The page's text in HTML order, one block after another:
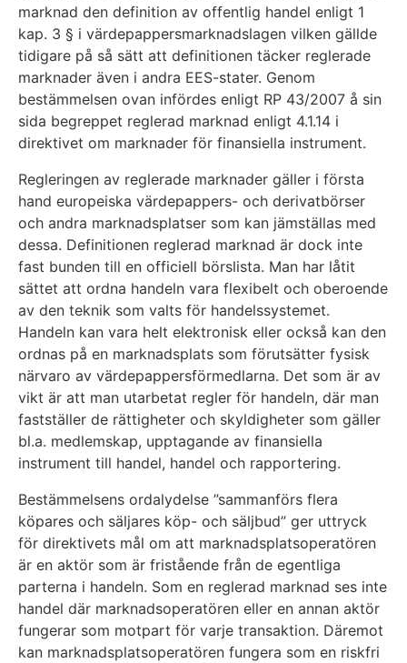
marknad den definition av offentlig handel enligt 1
kap. 3 § i värdepappersmarknadslagen vilken gällde
tidigare på så sätt att definitionen täcker reglerade
marknader även i andra EES-stater. Genom
bestämmelsen ovan infördes enligt RP 43/2007 å sin
sida begreppet reglerad marknad enligt 4.1.14 i
direktivet om marknader för finansiella instrument.
Regleringen av reglerade marknader gäller i första
hand europeiska värdepappers- och derivatbörser
och andra marknadsplatser som kan jämställas med
dessa. Definitionen reglerad marknad är dock inte
fast bunden till en officiell börslista. Man har låtit
sättet att ordna handeln vara flexibelt och oberoende
av den teknik som valts för handelssystemet.
Handeln kan vara helt elektronisk eller också kan den
ordnas på en marknadsplats som förutsätter fysisk
närvaro av värdepappersförmedlarna. Det som är av
vikt är att man utarbetat regler för handeln, där man
fastställer de rättigheter och skyldigheter som gäller
bl.a. medlemskap, upptagande av finansiella
instrument till handel, handel och rapportering.
Bestämmelsens ordalydelse ”sammanförs flera
köpares och säljares köp- och säljbud” ger uttryck
för direktivets mål om att marknadsplatsoperatören
är en aktör som är fristående från de egentliga
parterna i handeln. Som en reglerad marknad ses inte
handel där marknadsoperatören eller en annan aktör
fungerar som motpart för varje transaktion. Däremot
kan marknadsplatsoperatören fungera som en riskfri